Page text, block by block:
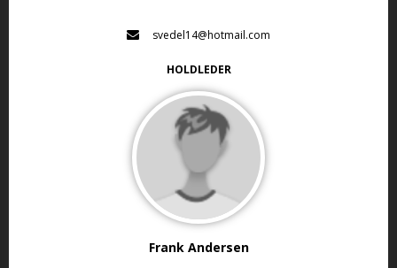
svedel14@hotmail.com
HOLDLEDER
Frank Andersen